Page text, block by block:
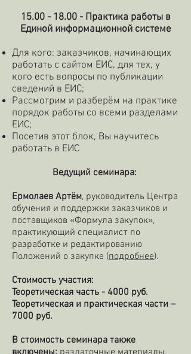
15.00 - 18.00- Практика работы в
Единой информационной системе
Для кого: заказчиков, начинающих
работать с сайтом ЕИС, для тех, у
кого есть вопросы по публикации
сведений в ЕИС;
Рассмотрим и разберём на практике
порядок работы со всеми разделами
ЕИС;
Посетив этот блок, Вы научитесь
работать в ЕИС
Ведущий семинара:
Ермолаев Артём, руководитель Центра
обучения и поддержки заказчиков и
поставщиков «Формула закупок»,
практикующий специалист по
разработке и редактированию
Положений о закупке (подробнее).
Стоимость участия:
Теоретическая часть - 4000 руб.
Теоретическая и практическая части –
7000 руб.
В стоимость семинара также